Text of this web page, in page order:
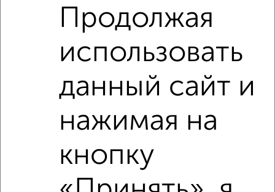
Продолжая
использовать
данный сайт и
нажимая на
кнопку